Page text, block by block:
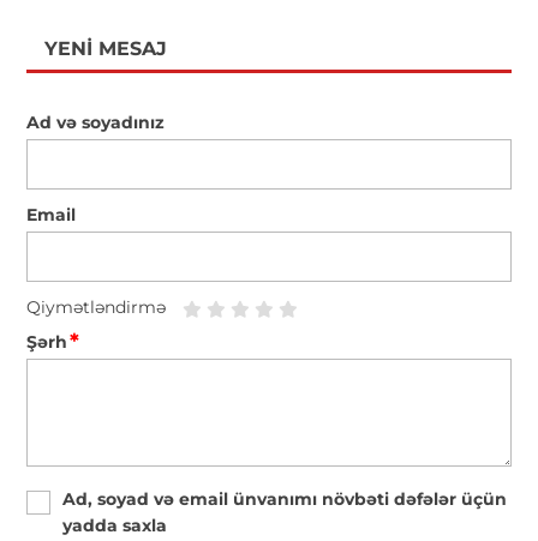
YENI MESAJ
Ad və soyadınız
Email
Qiymətləndirmə
Şərh*
Ad, soyad və email ünvanımı növbəti dəfələr üçün
yadda saxla